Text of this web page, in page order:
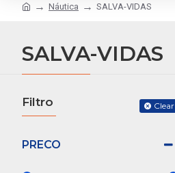
Náutica SALVA-VIDAS
SALVA-VIDAS
Filtro Clear
PRECO